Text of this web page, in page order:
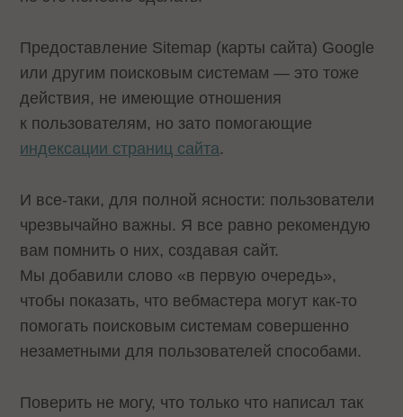
Предоставление Sitemap (карты сайта) Google
или другим поисковым системам — это тоже
действия, не имеющие отношения
к пользователям, но зато помогающие
индексации страниц сайта.
И все-таки, для полной ясности: пользователи
чрезвычайно важны. Я все равно рекомендую
вам помнить о них, создавая сайт.
Мы добавили слово «в первую очередь»,
чтобы показать, что вебмастера могут как-то
помогать поисковым системам совершенно
незаметными для пользователей способами.
Поверить не могу, что только что написал так